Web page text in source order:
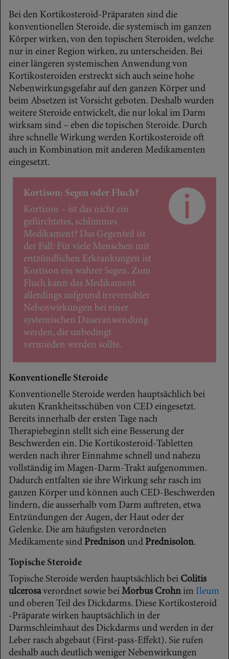
Bei den Kortikosteroid-Präparaten sind die
konventionellen Steroide, die systemisch im ganzen
Körper wirken, von den topischen Steroiden, welche
nur in einer Region wirken, zu unterscheiden. Bei
einer längeren systemischen Anwendung von
Kortikosteroiden erstreckt sich auch seine hohe
Nebenwirkungsgefahr auf den ganzen Körper und
beim Absetzen ist Vorsicht geboten. Deshalb wurden
weitere Steroide entwickelt, die nur lokal im Darm
wirksam sind – eben die topischen Steroide. Durch
ihre schnelle Wirkung werden Kortikosteroide oft
auch in Kombination mit anderen Medikamenten
eingesetzt.
Kortison: Segen oder Fluch?
Kortison – ist das nicht ein
gefürchtetes, schlimmes
Medikament? Das Gegenteil ist
der Fall: Für viele Menschen mit
entzündlichen Erkrankungen ist
Kortison ein wahrer Segen. Zum
Fluch kann das Medikament
allerdings aufgrund irreversibler
Nebenwirkungen bei einer
systemischen Daueranwendung
werden, die unbedingt
vermieden werden sollte.
Konventionelle Steroide
Konventionelle Steroide werden hauptsächlich bei
akuten Krankheitsschüben von CED eingesetzt.
Bereits innerhalb der ersten Tage nach
Therapiebeginn stellt sich eine Besserung der
Beschwerden ein. Die Kortikosteroid-Tabletten
werden nach ihrer Einnahme schnell und nahezu
vollständig im Magen-Darm-Trakt aufgenommen.
Dadurch entfalten sie ihre Wirkung sehr rasch im
ganzen Körper und können auch CED-Beschwerden
lindern, die ausserhalb vom Darm auftreten, etwa
Entzündungen der Augen, der Haut oder der
Gelenke. Die am häufigsten verordneten
Medikamente sind Prednison und Prednisolon.
Topische Steroide
Topische Steroide werden hauptsächlich bei Colitis
ulcerosaverordnet sowie bei Morbus Crohn im Ileum
und oberen Teil des Dickdarms. Diese Kortikosteroid
-Präparate wirken hauptsächlich in der
Darmschleimhaut des Dickdarms und werden in der
Leber rasch abgebaut (First-pass-Effekt). Sie rufen
deshalb auch deutlich weniger Nebenwirkungen